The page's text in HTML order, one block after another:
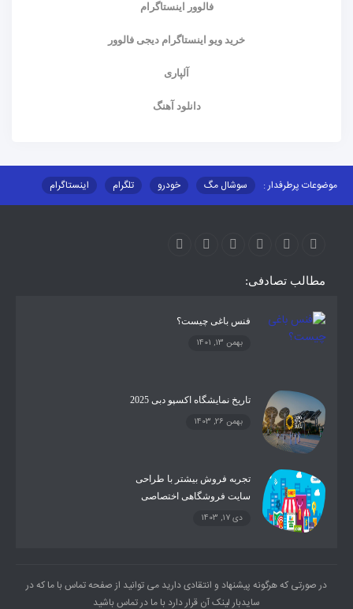
فالوور اینستاگرام
خرید ویو اینستاگرام دیجی فالوور
آلپاری
دانلود آهنگ
موضوعات پرطرفدار : سوشال مگ خودرو تلگرام
اینستاگرام
مطالب تصادفی:
فنس باغی چیست؟
بهمن 13, 1401
تاریخ نمایشگاه اکسپو دبی 2025
بهمن 26, 1403
تجربه فروش بیشتر با طراحی
سایت فروشگاهی اختصاصی
دی 17, 1403
در صورتی که هرگونه پیشنهاد و انتقادی دارید می توانید از صفحه تماس با ما که در
سایدبار لینک آن قرار دارد با ما در تماس باشید